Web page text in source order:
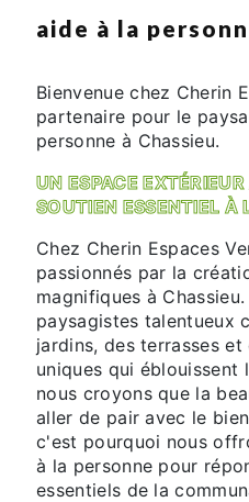
aide à la
Bienvenue chez Cherin
partenaire pour le
personne à Chassieu.
UN ESPACE
SOUTIEN ESSENTIEL À
Chez Cherin Espaces
passionnés par la
magnifiques à
paysagistes talentueux
jardins, des terrasses
uniques qui éblouissent
nous croyons que la
aller de pair avec le
c'est pourquoi nous
à la personne pour
essentiels de la